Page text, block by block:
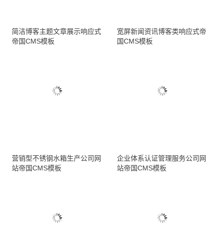
简洁博客主题文章展示响应式
帝国CMS模板
宽屏新闻资讯博客类响应式帝
国CMS模板
营销型不锈钢水箱生产公司网
站帝国CMS模板
企业体系认证管理服务公司网
站帝国CMS模板